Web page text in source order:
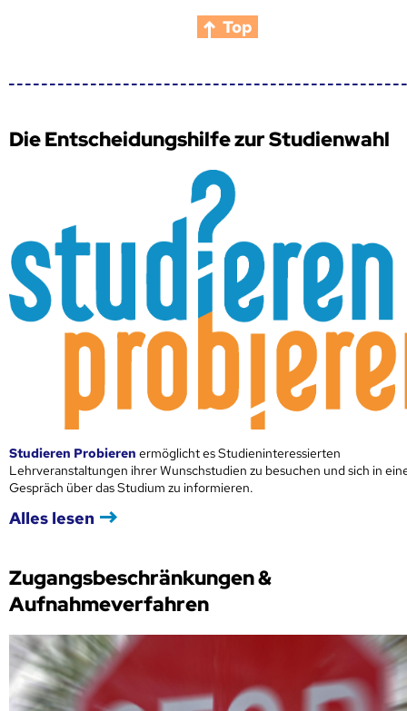
Top
Die Entscheidungshilfe zur Studienwahl
Studieren Probieren ermöglicht es Studieninteressierten
Lehrveranstaltungen ihrer Wunschstudien zu besuchen und sich in
Gespräch über das Studium zu informieren.
Alles lesen
Zugangsbeschränkungen &
Aufnahmeverfahren